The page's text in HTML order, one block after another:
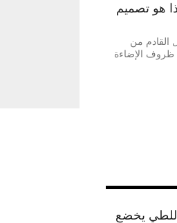
هو تصميم
القادم من
ظروف الإضاءة
للطي يخضع